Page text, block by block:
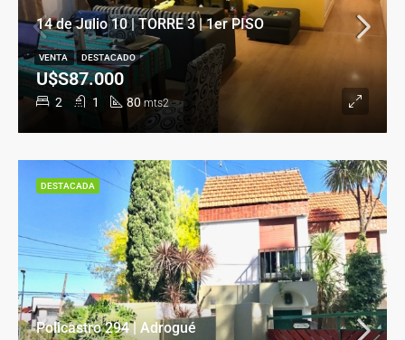
14 de Julio 10 | TORRE 3 | 1er PISO
2 1 80 mts2
U$S87.000
VENTA DESTACADO
Policastro 294 | Adrogué
DESTACADA